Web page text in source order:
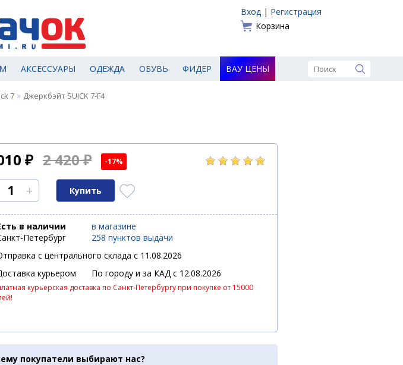
Вход | Регистрация
Корзина
АКСЕССУАРЫ ОДЕЖДА ОБУВЬ ФИДЕР ВАУ ЦЕНЫ
7 » Джеркбэйт SUICK 7-F4
₽ 2 420 ₽ -17%
+
в наличии
в магазине
Петербург
258 пунктов выдачи
с центрального склада с 11.08.2026
курьером
По городу и за КАД c 12.08.2026
курьерская доставка по Санкт-Петербургу при покупке от 15000
покупатели выбирают нас?